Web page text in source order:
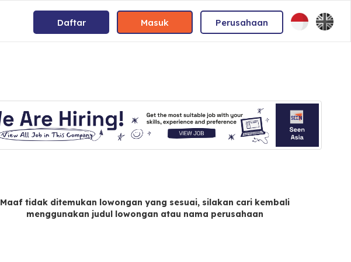
Daftar Masuk Perusahaan
Maaf tidak ditemukan lowongan yang sesuai, silakan cari kembali
menggunakan judul lowongan atau nama perusahaan